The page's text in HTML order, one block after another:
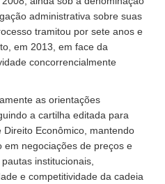
administrativa sobre suas
tramitou por sete anos e
em 2013, em face da
concorrencialmente
as orientações
a cartilha editada para
Econômico, mantendo
em negociações de preços e
institucionais,
e competitividade da cadeia